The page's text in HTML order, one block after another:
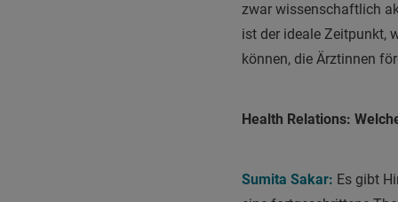
zwar wissenschaftlich
ist der ideale Zeitpunkt,
können, die Ärztinnen
Health Relations:
Sumita Sakar: Es gibt